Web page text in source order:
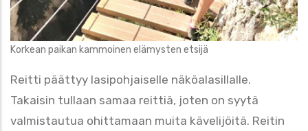
Korkean paikan kammoinen elämysten etsijä
Reitti päättyy lasipohjaiselle näköalasillalle.
Takaisin tullaan samaa reittiä, joten on syytä
valmistautua ohittamaan muita kävelijöitä. Reitin